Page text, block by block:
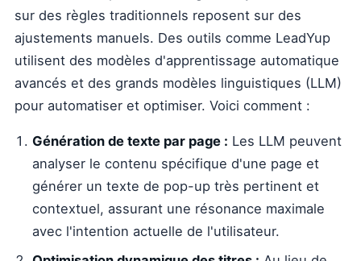
sur des règles traditionnels reposent sur des
ajustements manuels. Des outils comme LeadYup
utilisent des modèles d'apprentissage automatique
avancés et des grands modèles linguistiques (LLM)
pour automatiser et optimiser. Voici comment :
Génération de texte par page : Les LLM peuvent
analyser le contenu spécifique d'une page et
générer un texte de pop-up très pertinent et
contextuel, assurant une résonance maximale
avec l'intention actuelle de l'utilisateur.